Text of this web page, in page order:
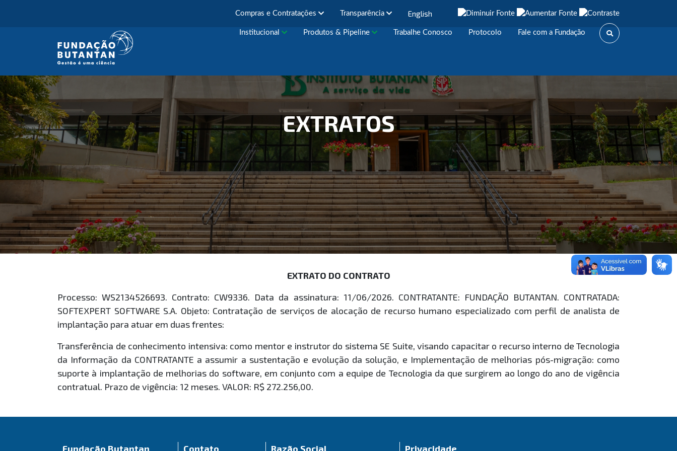
Compras e Contratações Transparência English
Institucional Produtos & Pipeline Trabalhe Conosco Protocolo Fale com a Fundação
EXTRATOS
EXTRATO DO CONTRATO
Processo: WS2134526693. Contrato: CW9336. Data da assinatura: 11/06/2026. CONTRATANTE: FUNDAÇÃO BUTANTAN. CONTRATADA:
SOFTEXPERT SOFTWARE S.A. Objeto: Contratação de serviços de alocação de recurso humano especializado com perfil de analista de
implantação para atuar em duas frentes:
Transferência de conhecimento intensiva: como mentor e instrutor do sistema SE Suite, visando capacitar o recurso interno de Tecnologia
da Informação da CONTRATANTE a assumir a sustentação e evolução da solução, e Implementação de melhorias pós-migração: como
suporte à implantação de melhorias do software, em conjunto com a equipe de Tecnologia da que surgirem ao longo do ano de vigência
contratual. Prazo de vigência: 12 meses. VALOR: R$ 272.256,00.
Fundação Butantan Contato Razão Social Privacidade